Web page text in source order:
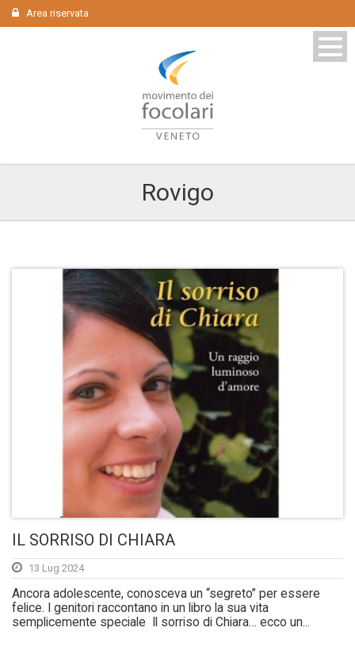
Area riservata
Rovigo
IL SORRISO DI CHIARA
13 Lug 2024
Ancora adolescente, conosceva un “segreto” per essere
felice. I genitori raccontano in un libro la sua vita
semplicemente speciale Il sorriso di Chiara… ecco un...